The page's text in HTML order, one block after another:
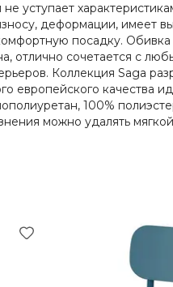
уступает
деформации, имеет
посадку.
отлично сочетается с
Коллекция Saga
качества
100%
можно удалять